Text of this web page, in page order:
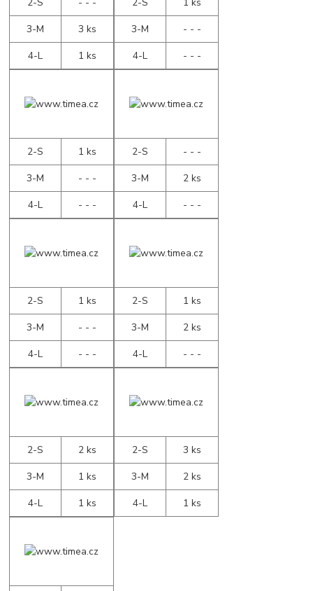
3-M
3 ks
4-L
1 ks
3-M
- - -
4-L
- - -
2-S
1 ks
3-M
- - -
4-L
- - -
2-S
- - -
3-M
2 ks
4-L
- - -
2-S
1 ks
3-M
- - -
4-L
- - -
2-S
1 ks
3-M
2 ks
4-L
- - -
2-S
2 ks
3-M
1 ks
4-L
1 ks
2-S
3 ks
3-M
2 ks
4-L
1 ks